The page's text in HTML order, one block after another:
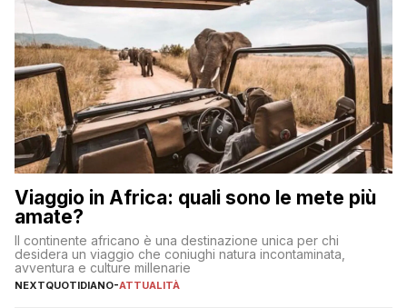
Viaggio in Africa: quali sono le mete più
amate?
Il continente africano è una destinazione unica per chi
desidera un viaggio che coniughi natura incontaminata,
avventura e culture millenarie
NEXTQUOTIDIANO-ATTUALITÀ